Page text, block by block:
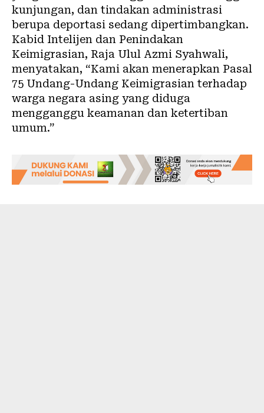
kunjungan, dan tindakan administrasi
berupa deportasi sedang dipertimbangkan.
Kabid Intelijen dan Penindakan
Keimigrasian, Raja Ulul Azmi Syahwali,
menyatakan, “Kami akan menerapkan Pasal
75 Undang-Undang Keimigrasian terhadap
warga negara asing yang diduga
mengganggu keamanan dan ketertiban
umum.”